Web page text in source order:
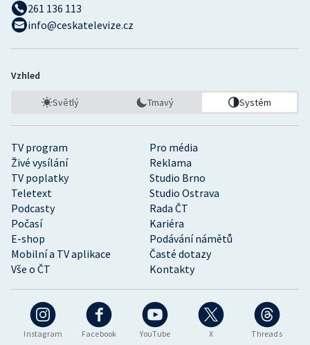
Instagram Facebook YouTube X Threads
TV program
Pro média
Živé vysílání
Reklama
TV poplatky
Studio Brno
Teletext
Studio Ostrava
Podcasty
Rada ČT
Počasí
Kariéra
E-shop
Podávání námětů
Mobilní a TV aplikace
Časté dotazy
Vše o ČT
Kontakty
261 136 113
info@ceskatelevize.cz
Vzhled
Světlý Tmavý Systém